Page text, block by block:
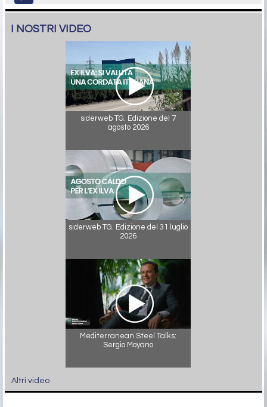
I NOSTRI VIDEO
siderweb TG. Edizione del 7
agosto 2026
siderweb TG. Edizione del 31 luglio
2026
Mediterranean Steel Talks:
Sergio Moyano
Altri video